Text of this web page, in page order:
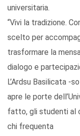
universitaria.
“Vivi la tradizione.
scelto per
trasformare la
dialogo e
L’Ardsu Basilicata -
apre le porte
fatto, gli studenti al
chi frequenta